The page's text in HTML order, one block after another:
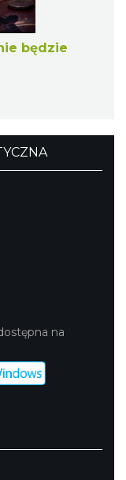
będzie
na